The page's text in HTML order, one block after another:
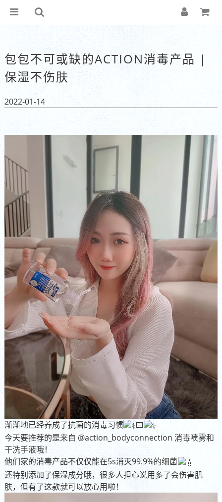
包包不可或缺的ACTION消毒产品 |
保湿不伤肤
2022-01-14
渐渐地已经养成了抗菌的消毒习惯
🏻
今天要推荐的是来自 @action_bodyconnection 消毒喷雾和
干洗手液哦！
他们家的消毒产品不仅仅能在5s消灭99.9%的细菌
还特别添加了保湿成分哦️，很多人担心说用多了会伤害肌
肤，但有了这款就可以放心用啦！